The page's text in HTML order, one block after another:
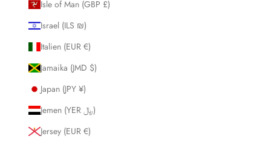
Isle of Man (GBP £)
Israel (ILS ₪)
Italien (EUR €)
Jamaika (JMD $)
Japan (JPY ¥)
Jemen (YER ﷼)
Jersey (EUR €)